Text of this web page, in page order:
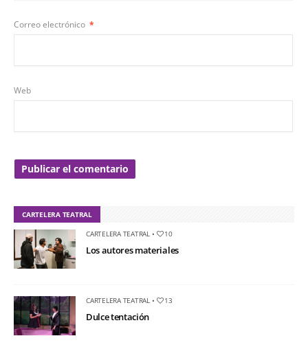
Correo electrónico *
Web
CARTELERA TEATRAL
CARTELERA TEATRAL• 10
Los autores materiales
CARTELERA TEATRAL• 13
Dulce tentación